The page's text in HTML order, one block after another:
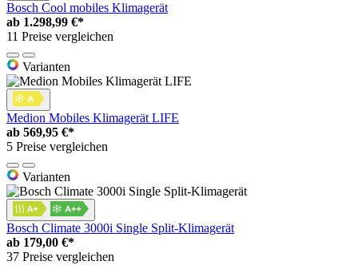
Bosch Cool mobiles Klimagerät
ab 1.298,99 €*
11 Preise vergleichen
Varianten
Medion Mobiles Klimagerät LIFE
ab 569,95 €*
5 Preise vergleichen
Varianten
Bosch Climate 3000i Single Split-Klimagerät
ab 179,00 €*
37 Preise vergleichen